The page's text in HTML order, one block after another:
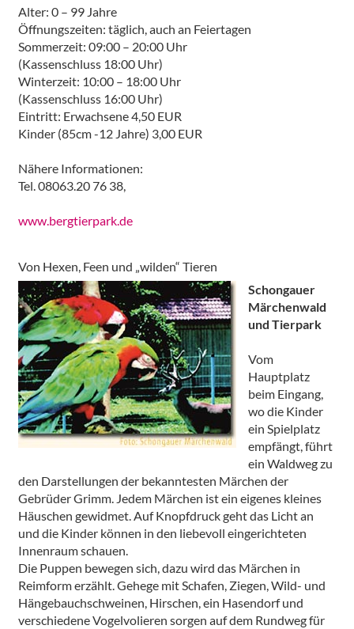
Alter: 0 – 99 Jahre
Öffnungszeiten: täglich, auch an Feiertagen
Sommerzeit: 09:00 – 20:00 Uhr
(Kassenschluss 18:00 Uhr)
Winterzeit: 10:00 – 18:00 Uhr
(Kassenschluss 16:00 Uhr)
Eintritt: Erwachsene 4,50 EUR
Kinder (85cm -12 Jahre) 3,00 EUR
Nähere Informationen:
Tel. 08063.20 76 38,
www.bergtierpark.de
Von Hexen, Feen und „wilden“ Tieren
Schongauer
Märchenwald
und Tierpark
Vom
Hauptplatz
beim Eingang,
wo die Kinder
ein Spielplatz
empfängt, führt
ein Waldweg zu
den Darstellungen der bekanntesten Märchen der
Gebrüder Grimm. Jedem Märchen ist ein eigenes kleines
Häuschen gewidmet. Auf Knopfdruck geht das Licht an
und die Kinder können in den liebevoll eingerichteten
Innenraum schauen.
Die Puppen bewegen sich, dazu wird das Märchen in
Reimform erzählt. Gehege mit Schafen, Ziegen, Wild- und
Hängebauchschweinen, Hirschen, ein Hasendorf und
verschiedene Vogelvolieren sorgen auf dem Rundweg für